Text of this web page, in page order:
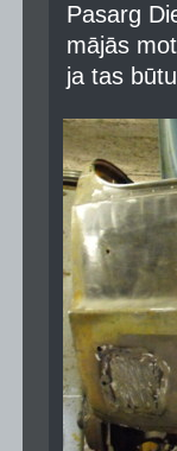
Pasarg
mājās
ja tas